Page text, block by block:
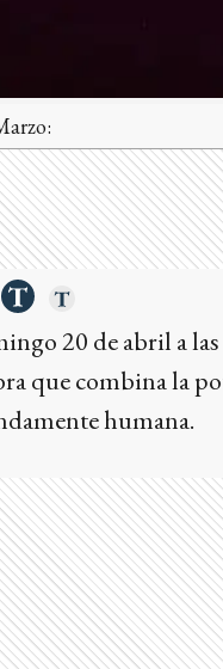
20 de abril a
que combina la
humana.